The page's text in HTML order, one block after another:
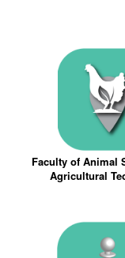
Faculty of Animal
Agricultural